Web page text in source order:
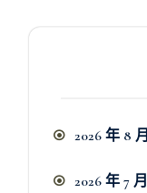
2026 年 8 月
2026 年 7 月